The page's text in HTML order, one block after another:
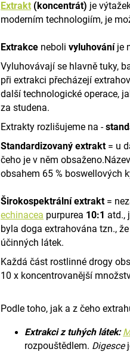
Extrakt (koncentrát) je
moderním technologiím, je
Extrakce neboli vyluhováníje
Vyluhovávají se hlavně tuky,
při extrakci přecházejí
další technologické operace,
za studena.
Extrakty rozlišujeme na -
Standardizovaný extrakt= u
čeho je v něm
obsahem 65 % boswellových
Širokospektrální extrakt=
echinacea purpurea 10:1 atd.,
byla doga extrahována tzn.,
účinných látek.
Každá část rostlinné drogy
10 x koncentrovanější
Podle toho, jak a z čeho
Extrakci z tuhých látek:
rozpouštědlem. Digesce
1 888 Kč